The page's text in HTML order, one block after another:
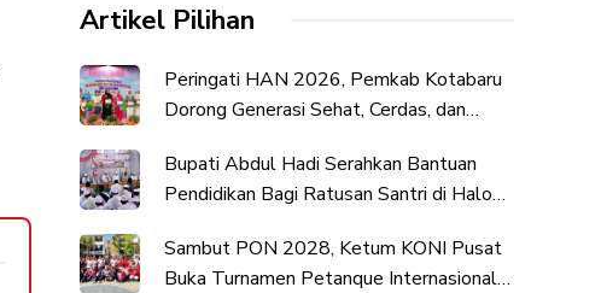
Artikel Pilihan
Peringati HAN 2026, Pemkab Kotabaru
Dorong Generasi Sehat, Cerdas, dan
Bupati Abdul Hadi Serahkan Bantuan
Pendidikan Bagi Ratusan Santri di Halong
Sambut PON 2028, Ketum KONI Pusat
Buka Turnamen Petanque Internasional